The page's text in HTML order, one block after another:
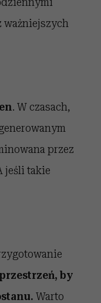
ważniejszych
. W czasach,
przez
jeśli takie
by
Warto